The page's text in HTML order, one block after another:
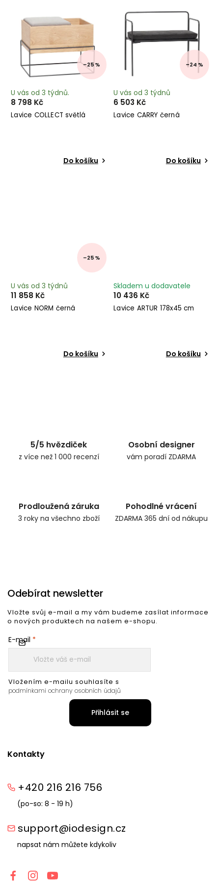
–25 %
Lavice COLLECT světlá
U vás od 3 týdnů.
8 798 Kč
Do košíku
–24 %
Lavice CARRY černá
U vás od 3 týdnů
6 503 Kč
Do košíku
–25 %
Lavice NORM černá
U vás od 3 týdnů
11 858 Kč
Do košíku
Lavice ARTUR 178x45 cm
Skladem u dodavatele
10 436 Kč
Do košíku
5/5 hvězdiček
z více než 1 000 recenzí
Osobní designer
vám poradí ZDARMA
Prodloužená záruka
3 roky na všechno zboží
Pohodlné vrácení
ZDARMA 365 dní od nákupu
Kontakty
+420 216 216 756
(po-so: 8 - 19 h)
support@iodesign.cz
napsat nám můžete kdykoliv
Odebírat newsletter
Vložte svůj e-mail a my vám budeme zasílat informace
o nových produktech na našem e-shopu.
E-mail
Vložením e-mailu souhlasíte s
podmínkami ochrany osobních údajů
Přihlásit se